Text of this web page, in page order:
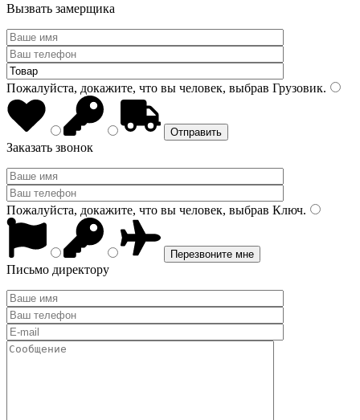
Вызвать замерщика
Пожалуйста, докажите, что вы человек, выбрав Грузовик.
Заказать звонок
Пожалуйста, докажите, что вы человек, выбрав Ключ.
Письмо директору